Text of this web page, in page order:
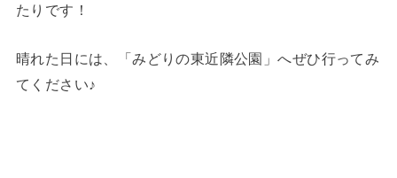
たりです！
晴れた日には、「みどりの東近隣公園」へぜひ行ってみ
てください♪